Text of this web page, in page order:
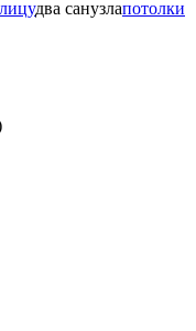
два санузлапотолки